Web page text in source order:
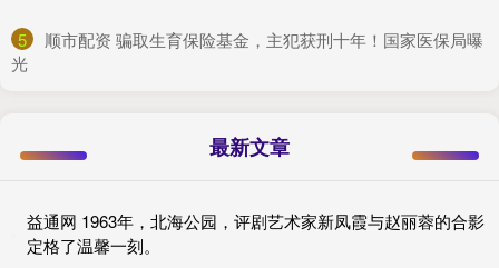
5
​顺市配资 骗取生育保险基金，主犯获刑十年！国家医保局曝
光
最新文章
益通网 1963年，北海公园，评剧艺术家新凤霞与赵丽蓉的合影
定格了温馨一刻。